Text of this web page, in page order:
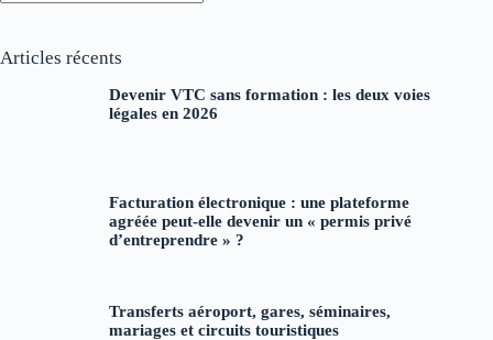
Articles récents
Devenir VTC sans formation : les deux voies
légales en 2026
Facturation électronique : une plateforme
agréée peut-elle devenir un « permis privé
d’entreprendre » ?
Transferts aéroport, gares, séminaires,
mariages et circuits touristiques